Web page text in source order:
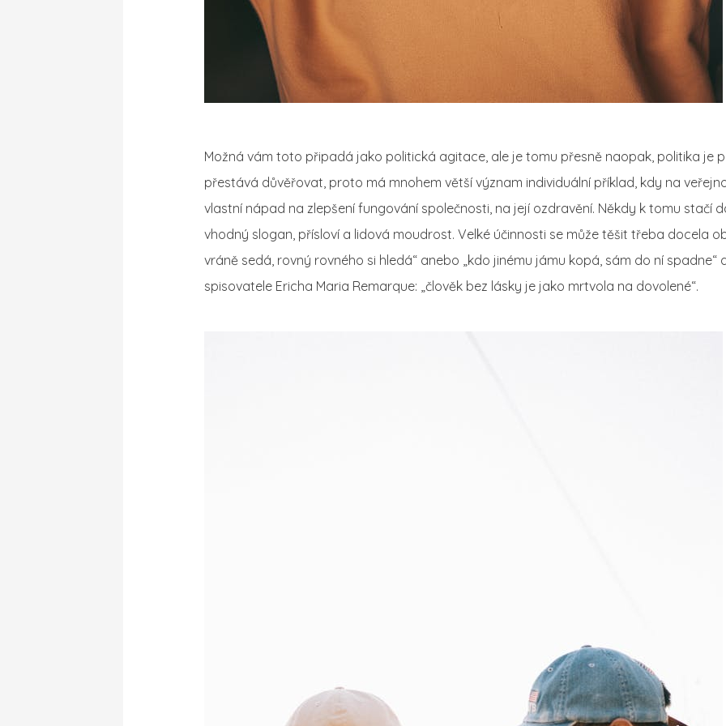
Možná vám toto připadá jako politická agitace, ale je tomu přesně naopak, politika je
přestává důvěřovat, proto má mnohem větší význam individuální příklad, kdy na
vlastní nápad na zlepšení fungování společnosti, na její ozdravění. Někdy k tomu stačí
vhodný slogan, přísloví a lidová moudrost. Velké účinnosti se může těšit třeba docela
vráně sedá, rovný rovného si hledá“ anebo „kdo jinému jámu kopá, sám do ní
spisovatele Ericha Maria Remarque: „člověk bez lásky je jako mrtvola na dovolené“.